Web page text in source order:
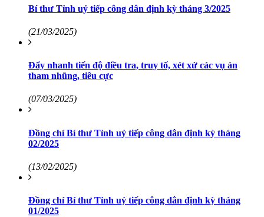
Bí thư Tỉnh uỷ tiếp công dân định kỳ tháng 3/2025
(21/03/2025)
Đẩy nhanh tiến độ điều tra, truy tố, xét xử các vụ án
tham nhũng, tiêu cực
(07/03/2025)
Đồng chí Bí thư Tỉnh uỷ tiếp công dân định kỳ tháng
02/2025
(13/02/2025)
Đồng chí Bí thư Tỉnh uỷ tiếp công dân định kỳ tháng
01/2025